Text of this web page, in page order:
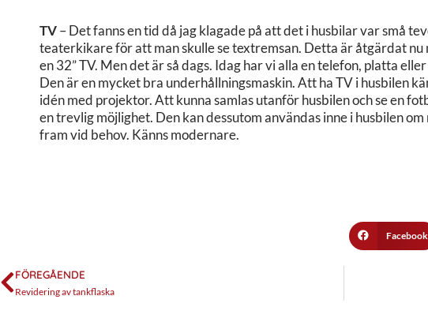
TV– Det fanns en tid då jag klagade på att det i husbilar var små
teaterkikare för att man skulle se textremsan. Detta är åtgärdat
en 32” TV. Men det är så dags. Idag har vi alla en telefon, platta
Den är en mycket bra underhållningsmaskin. Att ha TV i husbilen
idén med projektor. Att kunna samlas utanför husbilen och se en
en trevlig möjlighet. Den kan dessutom användas inne i husbilen
fram vid behov. Känns modernare.
Facebook
FÖREGÅENDE
Revidering av tankflaska